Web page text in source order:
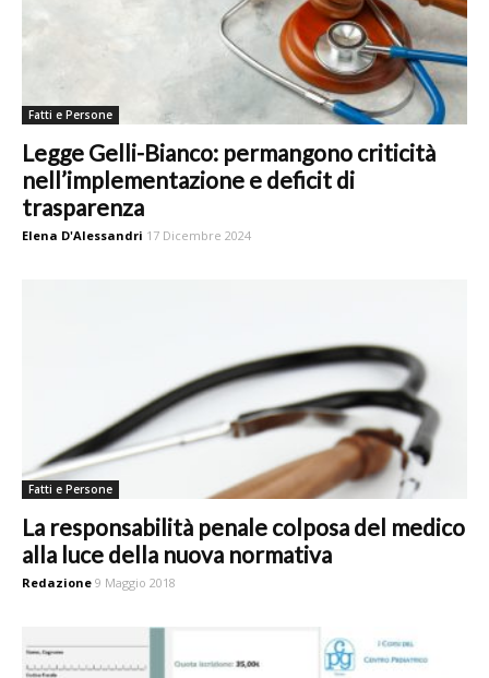
Fatti e Persone
Legge Gelli-Bianco: permangono criticità
nell’implementazione e deficit di
trasparenza
Elena D'Alessandri 17 Dicembre 2024
Fatti e Persone
La responsabilità penale colposa del medico
alla luce della nuova normativa
Redazione 9 Maggio 2018